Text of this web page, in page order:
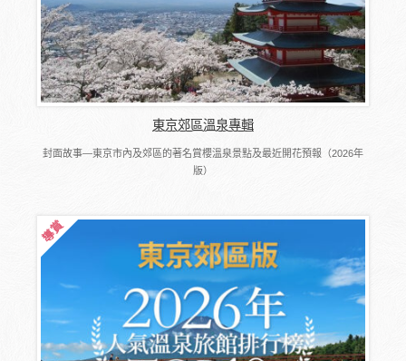
東京郊區溫泉專輯
封面故事―東京市內及郊區的著名賞櫻溫泉景點及最近開花預報（2026年
版）